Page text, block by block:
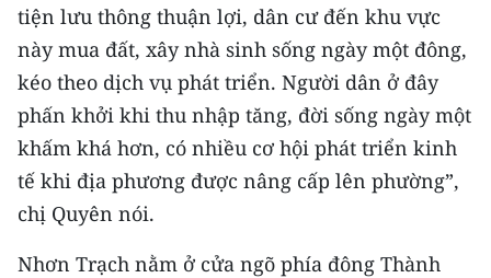
Media Văn hóa
Media Xã hội
Media Pháp luật
Media Du lịch
Media Thế giới
Media Thể thao
tiện lưu thông thuận lợi, dân cư đến khu vực
này mua đất, xây nhà sinh sống ngày một đông,
kéo theo dịch vụ phát triển. Người dân ở đây
phấn khởi khi thu nhập tăng, đời sống ngày một
khấm khá hơn, có nhiều cơ hội phát triển kinh
tế khi địa phương được nâng cấp lên phường”,
chị Quyên nói.
Nhơn Trạch nằm ở cửa ngõ phía đông Thành